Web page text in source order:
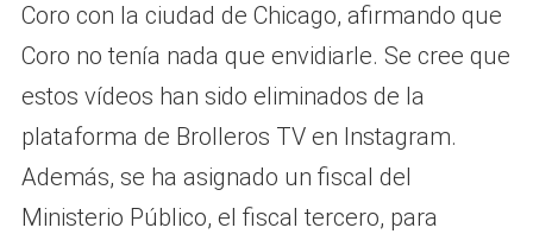
Coro con la ciudad de Chicago, afirmando que
Coro no tenía nada que envidiarle. Se cree que
estos vídeos han sido eliminados de la
plataforma de Brolleros TV en Instagram.
Además, se ha asignado un fiscal del
Ministerio Público, el fiscal tercero, para